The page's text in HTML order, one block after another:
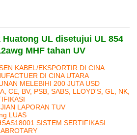
UL disetujui UL 854
MHF tahan UV
KABEL/EKSPORTIR DI CINA
DI CINA UTARA
MELEBIHI 200 JUTA USD
CE, BV, PSB, SABS, LLOYD'S, GL, NK,
LAPORAN TUV
LUAS
SISTEM SERTIFIKASI